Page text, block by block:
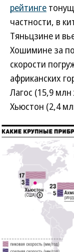
рейтинге
частности, в
Тяньцзине и
Хошимине за
скорости
африканских
Лагос (15,9
Хьюстон (2,4